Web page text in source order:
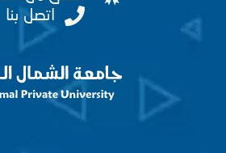
اتصل بنا